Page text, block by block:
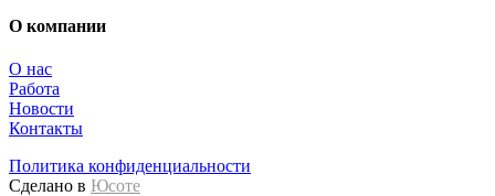
О компании
О нас
Работа
Новости
Контакты
Политика конфиденциальности
Сделано в Юсоте